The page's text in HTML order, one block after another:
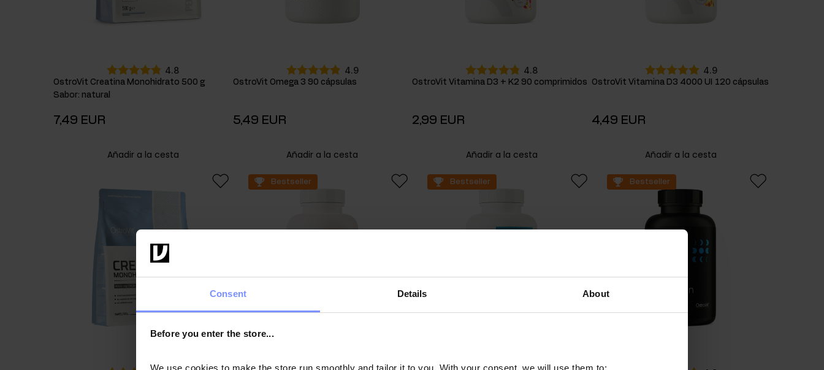
Consent Details About
Before you enter the store...
We use cookies to make the store run smoothly and tailor it to you. With your consent, we will use them to:
4.8
OstroVit Creatina Monohidrato 500 g
Sabor: natural
7,49 EUR
Añadir a la cesta
4.9
OstroVit Omega 3 90 cápsulas
5,49 EUR
Añadir a la cesta
4.8
OstroVit Vitamina D3 + K2 90 comprimidos
2,99 EUR
Añadir a la cesta
4.9
OstroVit Vitamina D3 4000 UI 120 cápsulas
4,49 EUR
Añadir a la cesta
Bestseller Bestseller Bestseller